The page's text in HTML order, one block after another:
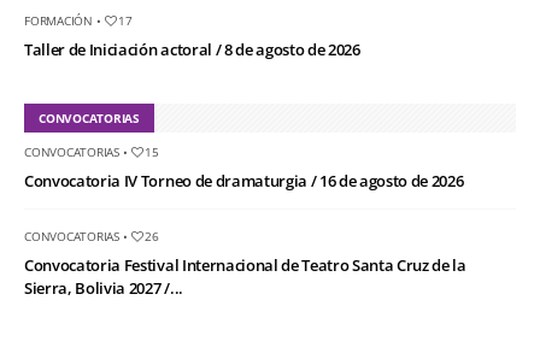
FORMACIÓN • 17
Taller de Iniciación actoral / 8 de agosto de 2026
CONVOCATORIAS
CONVOCATORIAS• 15
Convocatoria IV Torneo de dramaturgia / 16 de agosto de 2026
CONVOCATORIAS• 26
Convocatoria Festival Internacional de Teatro Santa Cruz de la
Sierra, Bolivia 2027 /...